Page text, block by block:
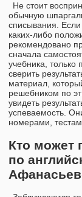
Не стоит
обычную
списывания. Если
каких-либо
рекомендовано
сначала
учебника, только
сверить
материал,
решебником по
увидеть
успеваемость.
номерами,
Кто может
по